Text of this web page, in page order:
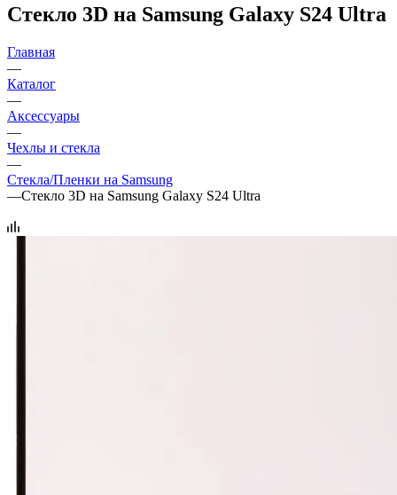
Стекло 3D на Samsung Galaxy S24 Ultra
Главная
—
Каталог
—
Аксессуары
—
Чехлы и стекла
—
Стекла/Пленки на Samsung
—Стекло 3D на Samsung Galaxy S24 Ultra